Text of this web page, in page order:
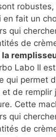
en fait un
qui
de
la
Labo II
qui permet
et de
Cette
qui
de